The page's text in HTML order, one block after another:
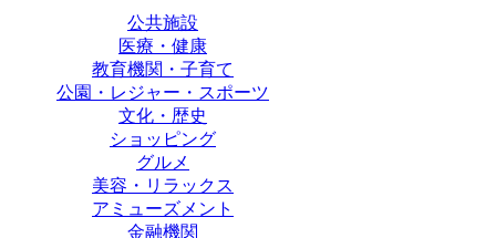
公共施設
医療・健康
教育機関・子育て
公園・レジャー・スポーツ
文化・歴史
ショッピング
グルメ
美容・リラックス
アミューズメント
金融機関